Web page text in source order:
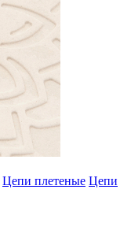
Цепи плетеные Цепи